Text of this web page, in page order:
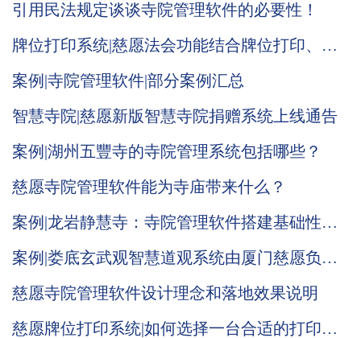
引用民法规定谈谈寺院管理软件的必要性！
牌位打印系统|慈愿法会功能结合牌位打印、日
案例|寺院管理软件|部分案例汇总
智慧寺院|慈愿新版智慧寺院捐赠系统上线通告
案例|湖州五豐寺的寺院管理系统包括哪些？
慈愿寺院管理软件能为寺庙带来什么？
案例|龙岩静慧寺：寺院管理软件搭建基础性区
案例|娄底玄武观智慧道观系统由厦门慈愿负责
慈愿寺院管理软件设计理念和落地效果说明
慈愿牌位打印系统|如何选择一台合适的打印